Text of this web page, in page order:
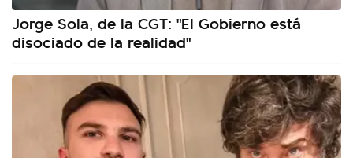
Jorge Sola, de la CGT: "El Gobierno está
disociado de la realidad"